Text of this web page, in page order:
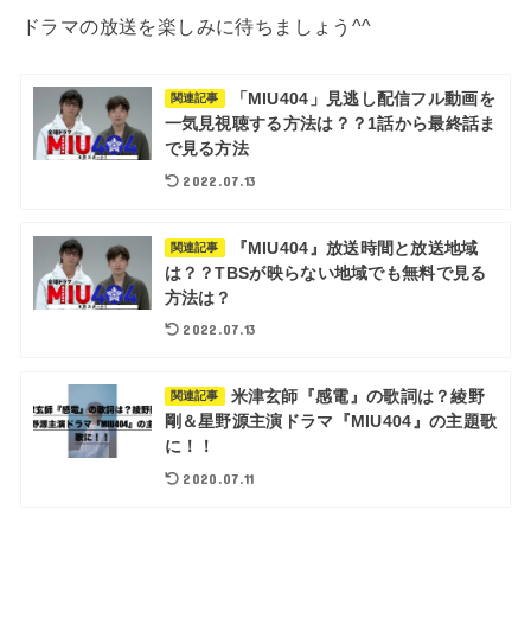
ドラマの放送を楽しみに待ちましょう^^
関連記事
「MIU404」見逃し配信フル動画を
一気見視聴する方法は？？1話から最終話ま
で見る方法
2022.07.13
関連記事
『MIU404』放送時間と放送地域
は？？TBSが映らない地域でも無料で見る
方法は？
2022.07.13
関連記事
米津玄師『感電』の歌詞は？綾野
剛＆星野源主演ドラマ『MIU404』の主題歌
に！！
2020.07.11